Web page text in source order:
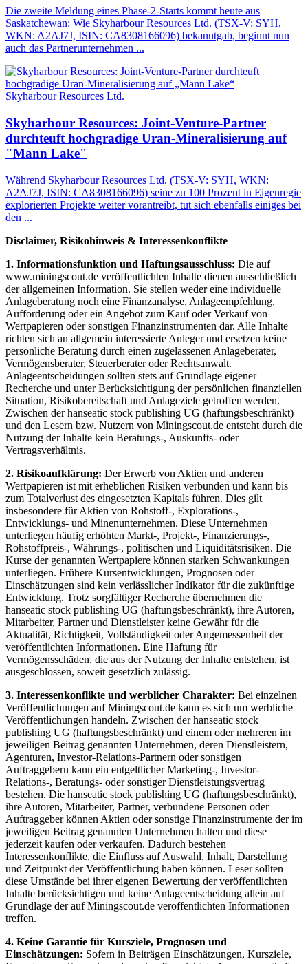
Die zweite Meldung eines Phase-2-Starts kommt heute aus
Saskatchewan: Wie Skyharbour Resources Ltd. (TSX-V: SYH,
WKN: A2AJ7J, ISIN: CA8308166096) bekanntgab, beginnt nun
auch das Partnerunternehmen ...
Skyharbour Resources Ltd.
Skyharbour Resources: Joint-Venture-Partner
durchteuft hochgradige Uran-Mineralisierung auf
"Mann Lake"
Während Skyharbour Resources Ltd. (TSX-V: SYH, WKN:
A2AJ7J, ISIN: CA8308166096) seine zu 100 Prozent in Eigenregie
explorierten Projekte weiter vorantreibt, tut sich ebenfalls einiges bei
den ...
Disclaimer, Risikohinweis & Interessenkonflikte
1. Informationsfunktion und Haftungsausschluss: Die auf
www.miningscout.de veröffentlichten Inhalte dienen ausschließlich
der allgemeinen Information. Sie stellen weder eine individuelle
Anlageberatung noch eine Finanzanalyse, Anlageempfehlung,
Aufforderung oder ein Angebot zum Kauf oder Verkauf von
Wertpapieren oder sonstigen Finanzinstrumenten dar. Alle Inhalte
richten sich an allgemein interessierte Anleger und ersetzen keine
persönliche Beratung durch einen zugelassenen Anlageberater,
Vermögensberater, Steuerberater oder Rechtsanwalt.
Anlageentscheidungen sollten stets auf Grundlage eigener
Recherche und unter Berücksichtigung der persönlichen finanziellen
Situation, Risikobereitschaft und Anlageziele getroffen werden.
Zwischen der hanseatic stock publishing UG (haftungsbeschränkt)
und den Lesern bzw. Nutzern von Miningscout.de entsteht durch die
Nutzung der Inhalte kein Beratungs-, Auskunfts- oder
Vertragsverhältnis.
2. Risikoaufklärung: Der Erwerb von Aktien und anderen
Wertpapieren ist mit erheblichen Risiken verbunden und kann bis
zum Totalverlust des eingesetzten Kapitals führen. Dies gilt
insbesondere für Aktien von Rohstoff-, Explorations-,
Entwicklungs- und Minenunternehmen. Diese Unternehmen
unterliegen häufig erhöhten Markt-, Projekt-, Finanzierungs-,
Rohstoffpreis-, Währungs-, politischen und Liquiditätsrisiken. Die
Kurse der genannten Wertpapiere können starken Schwankungen
unterliegen. Frühere Kursentwicklungen, Prognosen oder
Einschätzungen sind kein verlässlicher Indikator für die zukünftige
Entwicklung. Trotz sorgfältiger Recherche übernehmen die
hanseatic stock publishing UG (haftungsbeschränkt), ihre Autoren,
Mitarbeiter, Partner und Dienstleister keine Gewähr für die
Aktualität, Richtigkeit, Vollständigkeit oder Angemessenheit der
veröffentlichten Informationen. Eine Haftung für
Vermögensschäden, die aus der Nutzung der Inhalte entstehen, ist
ausgeschlossen, soweit gesetzlich zulässig.
3. Interessenkonflikte und werblicher Charakter: Bei einzelnen
Veröffentlichungen auf Miningscout.de kann es sich um werbliche
Veröffentlichungen handeln. Zwischen der hanseatic stock
publishing UG (haftungsbeschränkt) und einem oder mehreren im
jeweiligen Beitrag genannten Unternehmen, deren Dienstleistern,
Agenturen, Investor-Relations-Partnern oder sonstigen
Auftraggebern kann ein entgeltlicher Marketing-, Investor-
Relations-, Beratungs- oder sonstiger Dienstleistungsvertrag
bestehen. Die hanseatic stock publishing UG (haftungsbeschränkt),
ihre Autoren, Mitarbeiter, Partner, verbundene Personen oder
Auftraggeber können Aktien oder sonstige Finanzinstrumente der im
jeweiligen Beitrag genannten Unternehmen halten und diese
jederzeit kaufen oder verkaufen. Dadurch bestehen
Interessenkonflikte, die Einfluss auf Auswahl, Inhalt, Darstellung
und Zeitpunkt der Veröffentlichung haben können. Leser sollten
diese Umstände bei ihrer eigenen Bewertung der veröffentlichten
Inhalte berücksichtigen und keine Anlageentscheidung allein auf
Grundlage der auf Miningscout.de veröffentlichten Informationen
treffen.
4. Keine Garantie für Kursziele, Prognosen und
Einschätzungen: Sofern in Beiträgen Einschätzungen, Kursziele,